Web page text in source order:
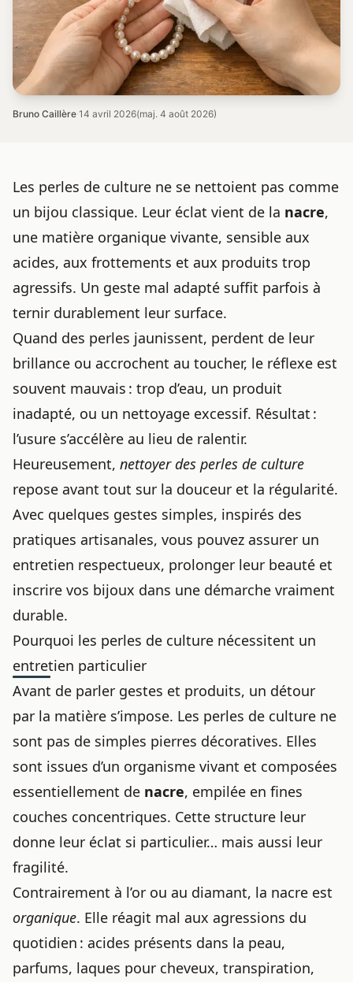
Bruno Caillère·14 avril 2026(maj. 4 août 2026)
Les perles de culture ne se nettoient pas comme
un bijou classique. Leur éclat vient de la nacre,
une matière organique vivante, sensible aux
acides, aux frottements et aux produits trop
agressifs. Un geste mal adapté suffit parfois à
ternir durablement leur surface.
Quand des perles jaunissent, perdent de leur
brillance ou accrochent au toucher, le réflexe est
souvent mauvais : trop d’eau, un produit
inadapté, ou un nettoyage excessif. Résultat :
l’usure s’accélère au lieu de ralentir.
Heureusement, nettoyer des perles de culture
repose avant tout sur la douceur et la régularité.
Avec quelques gestes simples, inspirés des
pratiques artisanales, vous pouvez assurer un
entretien respectueux, prolonger leur beauté et
inscrire vos bijoux dans une démarche vraiment
durable.
Pourquoi les perles de culture nécessitent un
entretien particulier
Avant de parler gestes et produits, un détour
par la matière s’impose. Les perles de culture ne
sont pas de simples pierres décoratives. Elles
sont issues d’un organisme vivant et composées
essentiellement de nacre, empilée en fines
couches concentriques. Cette structure leur
donne leur éclat si particulier… mais aussi leur
fragilité.
Contrairement à l’or ou au diamant, la nacre est
organique. Elle réagit mal aux agressions du
quotidien : acides présents dans la peau,
parfums, laques pour cheveux, transpiration,